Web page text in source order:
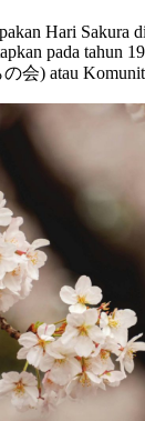
Hari Sakura
pada tahun
会) atau